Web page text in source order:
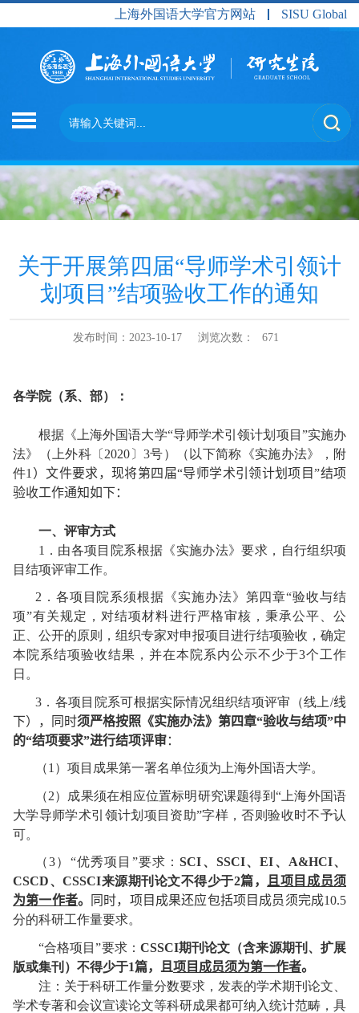
上海外国语大学官方网站 SISU Global
关于开展第四届“导师学术引领计
划项目”结项验收工作的通知
发布时间：2023-10-17 浏览次数： 671
各学院（系、部）：
根据《上海外国语大学“导师学术引领计划项目”实施办
法》（上外科〔 2020 〕3号）（以下简称《实施办法》，附
件1 ）文件要求，现将第四 届“导师学术引领计划项目”结项
验收工作通知如下：
一、评审方式
1 ．由各项目院系根据《实施办法》要求，自行组织项
目结项评审工作。
2 ．各项目院系须根据《实施办法》第四章“验收与结
项”有关规定，对结项材料进行严格审核，秉承公平、公
正、公开的原则，组织专家对申报项目进行结项验收，确定
本院系结项验收结果，并在本院系内公示不少于3个工作
日。
3．各项目院系可根据实际情况组织结项评审（线上/线
下），同时须严格按照《实施办法》第四章“验收与结项”中
的“结项要求”进行结项评审：
（1 ）项目成果第一署名单位须为上海外国语大学。
（2）成果须在相应位置标明研究课题得到“上海外国语
大学导师学术引领计划项目资助”字样，否则验收时不予认
可。
（3）“优秀项目”要求：SCI、 SSCI、EI、 A&HCI、
CSCD、CSSCI来源期刊论文不得少于2篇，
且项目成员须
为第一作者。 同时，项目成果还应包括项目成员须完成10.5
分的科研工作量要求。
“合格项目”要求： CSSCI期刊论文（含来源期刊、扩展
版或集刊）不得少于1篇，且 项目成员须为第一作者。
注：关于科研工作量分数要求，发表的学术期刊论文、
学术专著和会议宣读论文等科研成果都可纳入统计范畴，具